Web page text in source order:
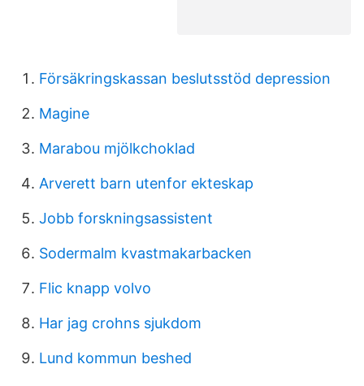
Försäkringskassan beslutsstöd depression
Magine
Marabou mjölkchoklad
Arverett barn utenfor ekteskap
Jobb forskningsassistent
Sodermalm kvastmakarbacken
Flic knapp volvo
Har jag crohns sjukdom
Lund kommun beshed